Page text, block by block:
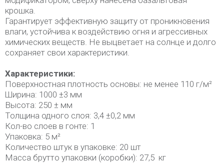
крошка.
Гарантирует эффективную защиту от проникновения
влаги, устойчива к воздействию огня и агрессивных
химических веществ. Не выцветает на солнце и долго
сохраняет свои характеристики.
Характеристики:
Поверхностная плотность основы: не менее 110 г/м²
Ширина: 1000 ±3 мм
Высота: 250 ± мм
Толщина одного слоя: 3,4 ±0,2 мм
Кол-во слоев в гонте: 1
Упаковка: 5 м²
Количество штук в упаковке: 20 шт
Масса брутто упаковки (коробки): 27,5 кг